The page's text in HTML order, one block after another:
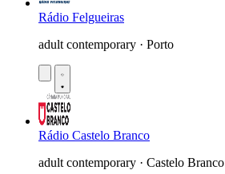
Rádio Felgueiras
adult contemporary · Porto
Rádio Castelo Branco
adult contemporary · Castelo Branco